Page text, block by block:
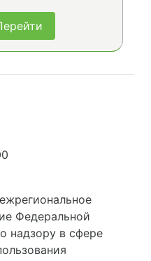
Федеральной
надзору в сфере